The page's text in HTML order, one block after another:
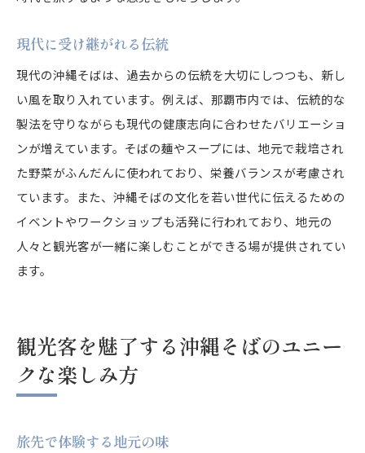
現代に受け継がれる伝統
現代の沖縄そばは、過去からの伝統を大切にしつつも、新し
い風を取り入れています。例えば、那覇市内では、伝統的な
製法を守りながらも現代の健康志向に合わせたバリエーショ
ンが増えています。そばの麺やスープには、地元で栽培され
た野菜がふんだんに使われており、栄養バランスが考慮され
ています。また、沖縄そばの文化を若い世代に伝えるための
イベントやワークショップも活発に行われており、地元の
人々と観光客が一緒に楽しむことができる場が提供されてい
ます。
観光客を魅了する沖縄そばのユニー
クな楽しみ方
旅先で体験する地元の味